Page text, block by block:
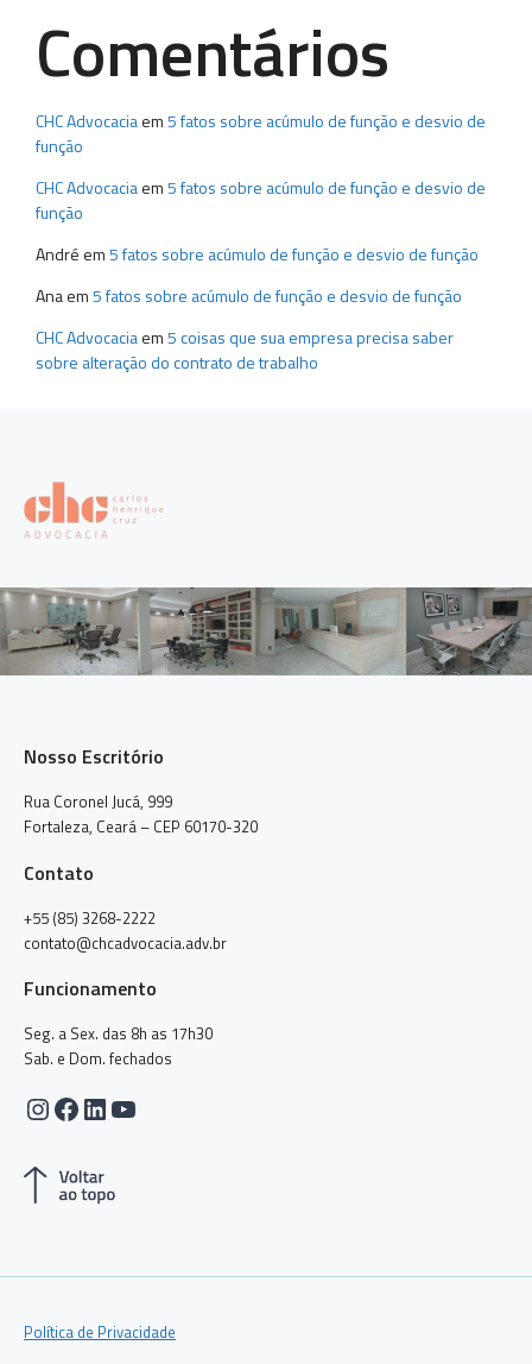
Comentários
CHC Advocaciaem5 fatos sobre acúmulo de função e desvio de
função
CHC Advocaciaem5 fatos sobre acúmulo de função e desvio de
função
André em5 fatos sobre acúmulo de função e desvio de função
Anaem5 fatos sobre acúmulo de função e desvio de função
CHC Advocaciaem5 coisas que sua empresa precisa saber
sobre alteração do contrato de trabalho
Nosso Escritório
Rua Coronel Jucá, 999
Fortaleza, Ceará – CEP 60170-320
Contato
+55 (85) 3268-2222
contato@chcadvocacia.adv.br
Funcionamento
Seg. a Sex. das 8h as 17h30
Sab. e Dom. fechados
Instagram
Facebook
LinkedIn
Youtube
Política de Privacidade